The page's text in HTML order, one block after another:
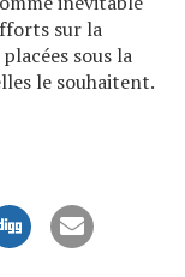
sur la
sous la
le souhaitent.